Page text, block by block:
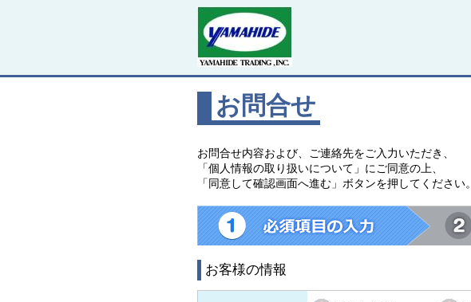
お問合せ
お問合せ内容および、ご連絡先をご入力いただき、
「個人情報の取り扱いについて」にご同意の上、
「同意して確認画面へ進む」ボタンを押してください。
お客様の情報